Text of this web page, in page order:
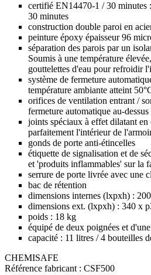
certifié EN14470-1 / 30 minutes
30 minutes
construction double paroi en
peinture époxy épaisseur 96
séparation des parois par un
Soumis à une température
gouttelettes d'eau pour refroidir
système de fermeture
température ambiante atteint
orifices de ventilation entrant /
fermeture automatique au-
joints spéciaux à effet dilatant
parfaitement l'intérieur de
gonds de porte anti-étincelles
étiquette de signalisation et de
et 'produits inflammables' sur la
serrure de porte livrée avec une
bac de rétention
dimensions internes (lxpxh) :
dimensions ext. (lxpxh) : 340 x
poids : 18 kg
équipé de deux poignées et
capacité : 11 litres / 4 bouteilles
CHEMISAFE
Référence fabricant : CSF500